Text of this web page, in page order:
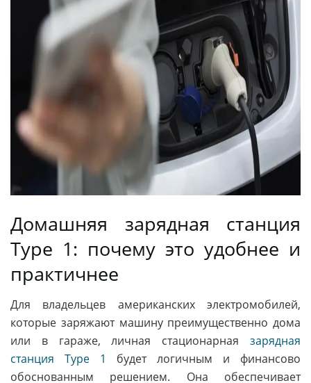
Домашняя зарядная станция
Type 1: почему это удобнее и
практичнее
Для владельцев американских электромобилей,
которые заряжают машину преимущественно дома
или в гараже, личная стационарная зарядная
станция Type 1
будет логичным и финансово
обоснованным решением. Она обеспечивает